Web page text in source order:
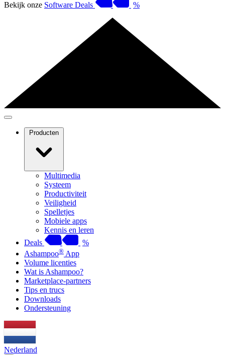
Bekijk onze Software Deals %
Producten
Multimedia
Systeem
Productiviteit
Veiligheid
Spelletjes
Mobiele apps
Kennis en leren
Deals
%
Ashampoo® App
Volume licenties
Wat is Ashampoo?
Marketplace-partners
Tips en trucs
Downloads
Ondersteuning
Nederland